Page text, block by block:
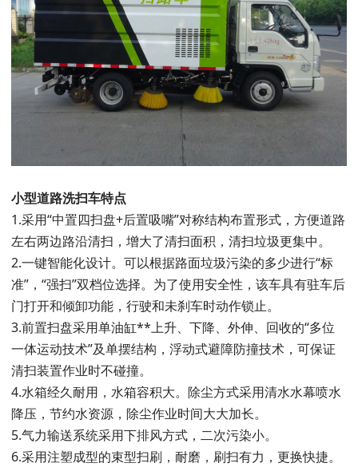
小型道路洗扫车特点
1.采用“中置四扫盘+后置吸嘴”对称结构布置形式，方便道路
左右两边路沿清扫，增大了清扫面积，清扫垃圾更集中。
2.一键智能化设计。可以根据路面垃圾污染的多少进行“标
准”，“强扫”双档位选择。为了使用安全性，该车具有驻车后
门打开和倾卸功能，行驶和未刹车时动作锁止。
3.前置扫盘采用单油缸**上升、下降、外伸、回收的“多位
一体运动技术”及单摆结构，浮动式避障防撞技术，可保证
清扫装置作业时不碰撞。
4.水箱经久耐用，水箱容积大。除尘方式采用清水水幕喷水
降压，节约水资源，除尘作业时间大大加长。
5.气力输送系统采用下排风方式，二次污染小。
6.采用注塑成型的束型扫刷，耐磨，刷扫有力，更换快捷。